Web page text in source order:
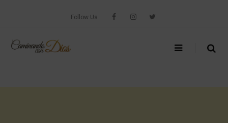
Follow Us